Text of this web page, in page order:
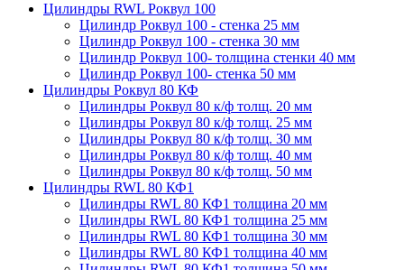
Цилиндры RWL Роквул 100
Цилиндр Роквул 100 - стенка 25 мм
Цилиндр Роквул 100 - стенка 30 мм
Цилиндр Роквул 100- толщина стенки 40 мм
Цилиндр Роквул 100- стенка 50 мм
Цилиндры Роквул 80 КФ
Цилиндры Роквул 80 к/ф толщ. 20 мм
Цилиндры Роквул 80 к/ф толщ. 25 мм
Цилиндры Роквул 80 к/ф толщ. 30 мм
Цилиндры Роквул 80 к/ф толщ. 40 мм
Цилиндры Роквул 80 к/ф толщ. 50 мм
Цилиндры RWL 80 КФ1
Цилиндры RWL 80 КФ1 толщина 20 мм
Цилиндры RWL 80 КФ1 толщина 25 мм
Цилиндры RWL 80 КФ1 толщина 30 мм
Цилиндры RWL 80 КФ1 толщина 40 мм